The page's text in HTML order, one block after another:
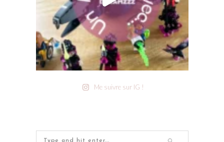
Me suivre sur IG !